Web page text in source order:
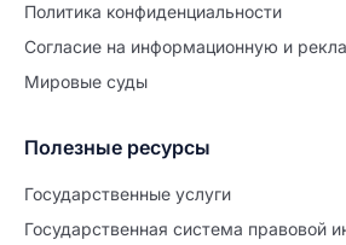
Политиĸа ĸонфиденциальности
Согласие на информационную и
Мировые суды
Полезные ресурсы
Государственные услуги
Государственная система правовой
Продолжите
Расторжение